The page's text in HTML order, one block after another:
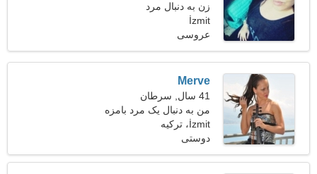
زن به دنبال مرد
İzmit
عروسی
Merve
41 سال, سرطان
من به دنبال یک مرد بامزه
برای رقصیدن هستم
İzmit، ترکیه
دوستی